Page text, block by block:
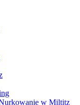
w Miltitz